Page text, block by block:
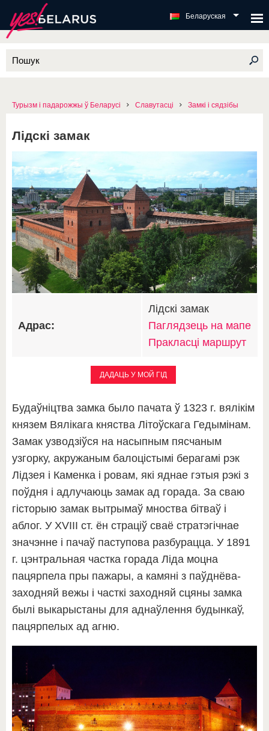
Беларуская
Турызм і падарожжы ў Беларусі Славутасці Замкі і сядзібы
Лідскі замак
Адрас:
Лідскі замак
Паглядзець на мапе
Пракласці маршрут
ДАДАЦЬ У МОЙ ГІД
Будаўніцтва замка было пачата ў 1323 г. вялікім
князем Вялікага княства Літоўскага Гедымінам.
Замак узводзіўся на насыпным пясчаным
узгорку, акружаным балоцістымі берагамі рэк
Лідзея і Каменка і ровам, які яднае гэтыя рэкі з
поўдня і адлучаюць замак ад горада. За сваю
гісторыю замак вытрымаў мноства бітваў і
аблог. У XVIII ст. ён страціў сваё стратэгічнае
значэнне і пачаў паступова разбурацца. У 1891
г. цэнтральная частка горада Ліда моцна
пацярпела пры пажары, а камяні з паўднёва-
заходняй вежы і часткі заходняй сцяны замка
былі выкарыстаны для аднаўлення будынкаў,
пацярпелых ад агню.